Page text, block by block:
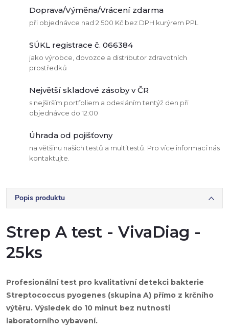
Doprava/Výměna/Vrácení zdarma
při objednávce nad 2 500 Kč bez DPH kurýrem PPL
SÚKL registrace č. 066384
jako výrobce, dovozce a distributor zdravotních
prostředků
Největší skladové zásoby v ČR
s nejširším portfoliem a odesláním tentýž den při
objednávce do 12:00
Úhrada od pojišťovny
na většinu našich testů a multitestů. Pro více informací nás
kontaktujte.
Popis produktu
Strep A test - VivaDiag -
25ks
Profesionální test pro kvalitativní detekci bakterie
Streptococcus pyogenes (skupina A) přímo z krčního
výtěru. Výsledek do 10 minut bez nutnosti
laboratorního vybavení.